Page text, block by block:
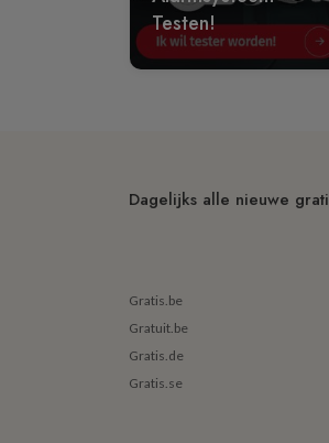
Testen!
Dagelijks alle nieuwe
Gratis.be
Gratuit.be
Gratis.de
Gratis.se